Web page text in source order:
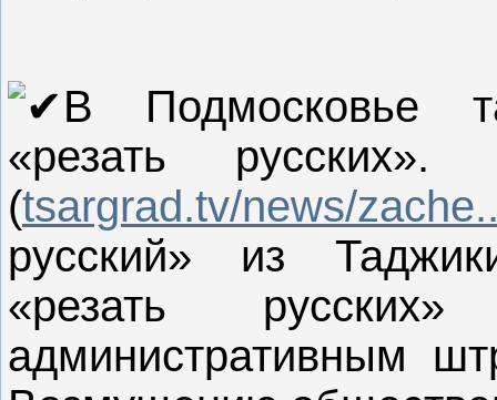
В Подмосковье
«резать
(tsargrad.tv/news/
русский» из
«резать
административным